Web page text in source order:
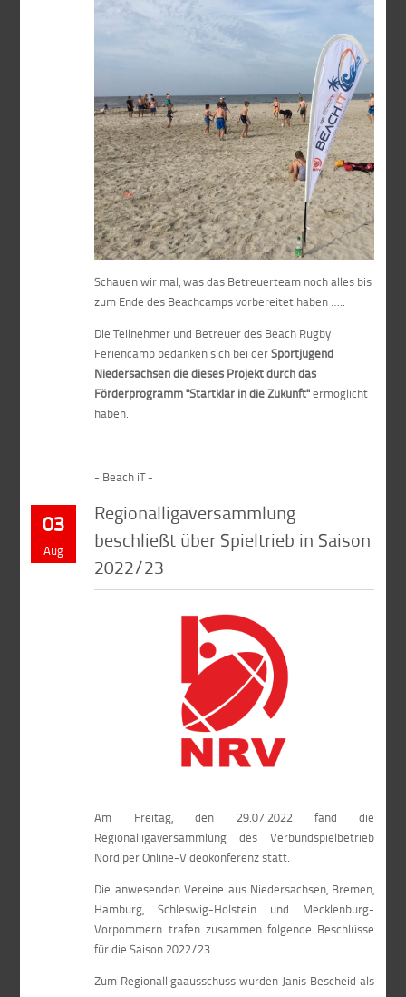
Schauen wir mal, was das Betreuerteam noch alles bis
zum Ende des Beachcamps vorbereitet haben …..
Die Teilnehmer und Betreuer des Beach Rugby
Feriencamp bedanken sich bei derSportjugend
Niedersachsen die dieses Projekt durch das
Förderprogramm "Startklar in die Zukunft"ermöglicht
haben.
- Beach iT -
03
Aug
Regionalligaversammlung
beschließt über Spieltrieb in Saison
2022/23
Am Freitag, den 29.07.2022 fand die
Regionalligaversammlung des Verbundspielbetrieb
Nord per Online-Videokonferenz statt.
Die anwesenden Vereine aus Niedersachsen, Bremen,
Hamburg, Schleswig-Holstein und Mecklenburg-
Vorpommern trafen zusammen folgende Beschlüsse
für die Saison 2022/23.
Zum Regionalligaausschuss wurden Janis Bescheid als